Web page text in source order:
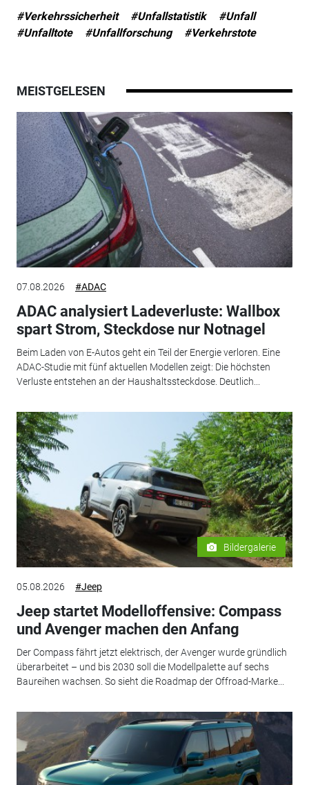
#Verkehrssicherheit #Unfallstatistik
#Unfall
#Unfalltote
#Unfallforschung #Verkehrstote
MEISTGELESEN
07.08.2026 #ADAC
ADAC analysiert Ladeverluste: Wallbox
spart Strom, Steckdose nur Notnagel
Beim Laden von E-Autos geht ein Teil der Energie verloren. Eine
ADAC-Studie mit fünf aktuellen Modellen zeigt: Die höchsten
Verluste entstehen an der Haushaltssteckdose. Deutlich...
Bildergalerie
05.08.2026 #Jeep
Jeep startet Modelloffensive: Compass
und Avenger machen den Anfang
Der Compass fährt jetzt elektrisch, der Avenger wurde gründlich
überarbeitet – und bis 2030 soll die Modellpalette auf sechs
Baureihen wachsen. So sieht die Roadmap der Offroad-Marke...